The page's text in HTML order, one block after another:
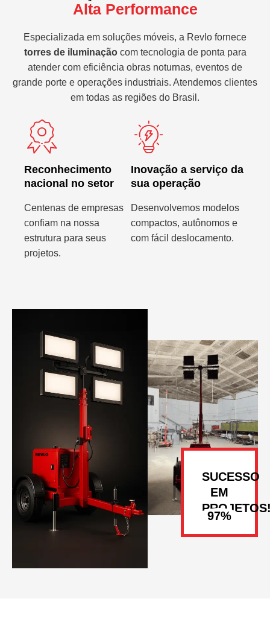
SUCESSO
EM
Alta Performance
Especializada em soluções móveis, a Revlo fornece
torres de iluminaçãocom tecnologia de ponta para
atender com eficiência obras noturnas, eventos de
grande porte e operações industriais. Atendemos clientes
em todas as regiões do Brasil.
Reconhecimento
nacional no setor
Centenas de empresas
confiam na nossa
estrutura para seus
projetos.
Inovação a serviço da
sua operação
Desenvolvemos modelos
compactos, autônomos e
com fácil deslocamento.